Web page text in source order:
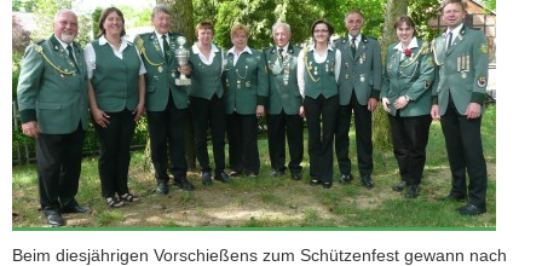
Beim diesjährigen Vorschießens zum Schützenfest gewann nach